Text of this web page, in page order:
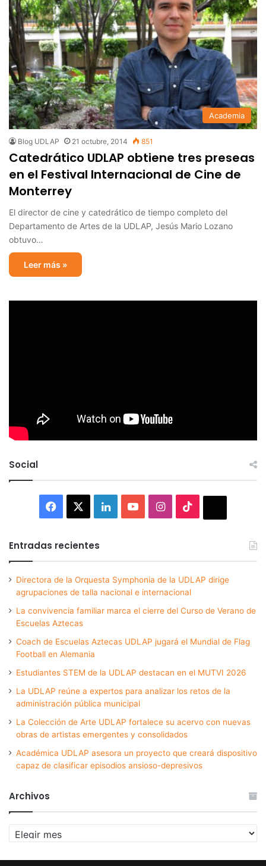
Academia
Blog UDLAP 21 octubre, 2014 851
Catedrático UDLAP obtiene tres preseas
en el Festival Internacional de Cine de
Monterrey
El director de cine y catedrático de tiempo completo del
Departamento de Artes de la UDLAP, Jesús Mario Lozano
obtuvo…
Leer más »
Social
Facebook LinkedInYouTubeInstagram
Entradas recientes
Directora de la Orquesta Symphonia de la UDLAP dirige
agrupaciones de talla nacional e internacional
La convivencia familiar marca el cierre del Curso de Verano de
Escuelas Aztecas
Coach de Escuelas Aztecas UDLAP jugará el Mundial de Flag
Football en Alemania
Estudiantes STEM de la UDLAP destacan en el MUTVI 2026
La UDLAP reúne a expertos para analizar los retos de la
administración pública municipal
La Colección de Arte UDLAP fortalece su acervo con nuevas
obras de artistas emergentes y consolidados
Académica UDLAP asesora un proyecto que creará dispositivo
capaz de clasificar episodios ansioso-depresivos
Archivos
Archivos